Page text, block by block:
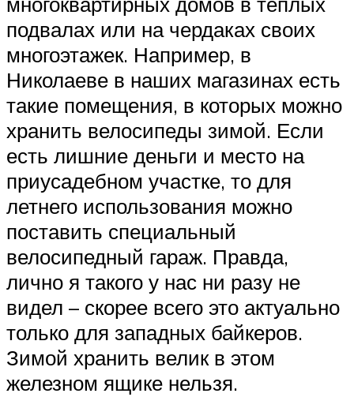
подвалах или на чердаках своих
многоэтажек. Например, в
Николаеве в наших магазинах есть
такие помещения, в которых можно
хранить велосипеды зимой. Если
есть лишние деньги и место на
приусадебном участке, то для
летнего использования можно
поставить специальный
велосипедный гараж. Правда,
лично я такого у нас ни разу не
видел – скорее всего это актуально
только для западных байкеров.
Зимой хранить велик в этом
железном ящике нельзя.